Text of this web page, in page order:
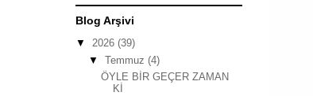
Blog Arşivi
▼ 2026 (39)
▼ Temmuz (4)
ÖYLE BİR GEÇER ZAMAN
Kİ